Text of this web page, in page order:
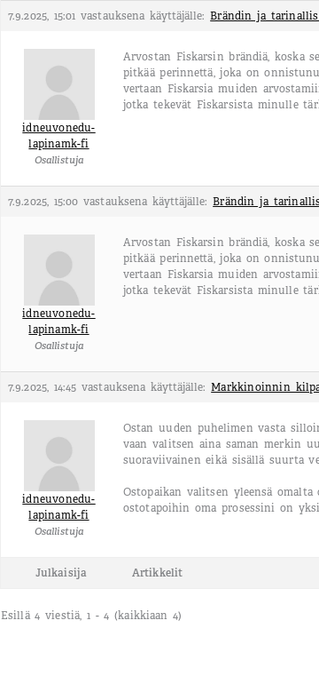
7.9.2025, 15:01 vastauksena käyttäjälle:Brändin ja
idneuvonedu-
lapinamk-fi
Osallistuja
Arvostan Fiskarsin brändiä, koska
pitkää perinnettä, joka on
vertaan Fiskarsia muiden
jotka tekevät Fiskarsista minulle
7.9.2025, 15:00 vastauksena käyttäjälle:Brändin ja
idneuvonedu-
lapinamk-fi
Osallistuja
Arvostan Fiskarsin brändiä, koska
pitkää perinnettä, joka on
vertaan Fiskarsia muiden
jotka tekevät Fiskarsista minulle
7.9.2025, 14:45 vastauksena käyttäjälle:Markkinoinnin
idneuvonedu-
lapinamk-fi
Osallistuja
Ostan uuden puhelimen vasta
vaan valitsen aina saman merkin
suoraviivainen eikä sisällä suurta
Ostopaikan valitsen yleensä
ostotapoihin oma prosessini on
Julkaisija Artikkelit
Esillä 4 viestiä, 1 - 4 (kaikkiaan 4)